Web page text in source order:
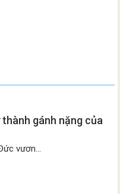
gánh nặng của
vươn...